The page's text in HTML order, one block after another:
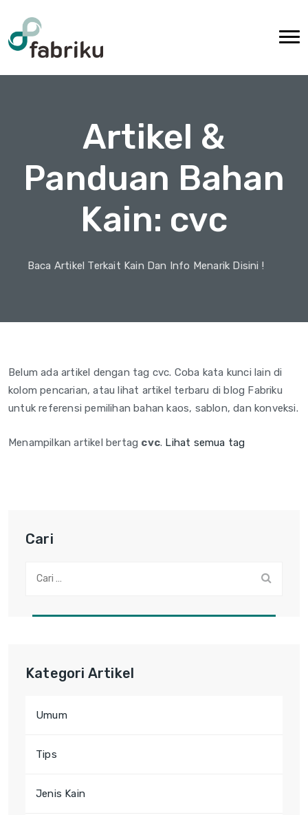
Artikel &
Panduan Bahan
Kain: cvc
Baca Artikel Terkait Kain Dan Info Menarik Disini !
Belum ada artikel dengan tag cvc. Coba kata kunci lain di
kolom pencarian, atau lihat artikel terbaru di blog Fabriku
untuk referensi pemilihan bahan kaos, sablon, dan konveksi.
Menampilkan artikel bertag cvc. Lihat semua tag
Cari
Kategori Artikel
Umum
Tips
Jenis Kain